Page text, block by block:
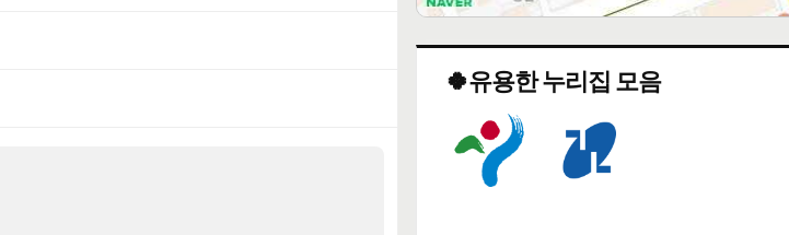
🍀유용한 누리집 모음